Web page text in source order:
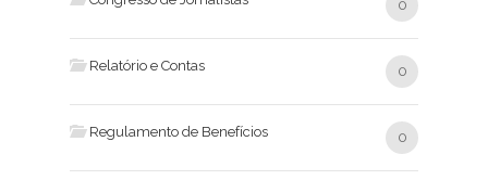
0
Relatório e Contas 0
Regulamento de Benefícios 0